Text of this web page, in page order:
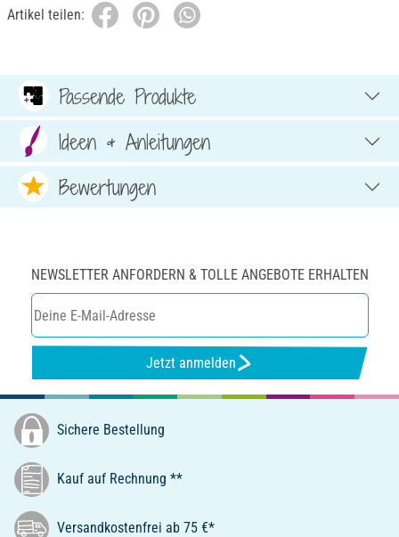
Artikel teilen:
Passende Produkte
Ideen & Anleitungen
Bewertungen
NEWSLETTER ANFORDERN & TOLLE ANGEBOTE ERHALTEN
Jetzt anmelden
Sichere Bestellung
Kauf auf Rechnung **
Versandkostenfrei ab 75 €*